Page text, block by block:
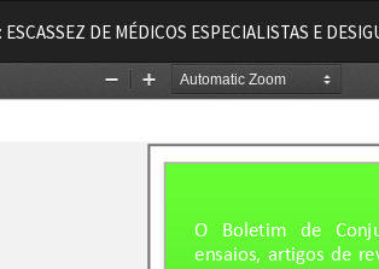
DE MÉDICOS ESPECIALISTAS E